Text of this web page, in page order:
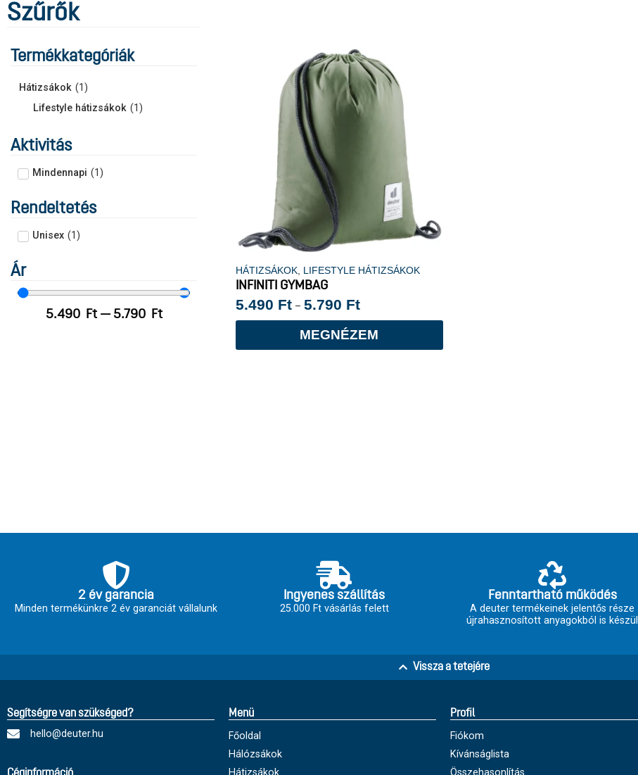
Szűrők
Termékkategóriák
Hátizsákok (1)
Lifestyle hátizsákok (1)
Aktivitás
Mindennapi (1)
Rendeltetés
Unisex (1)
Ár
5.490 Ft— 5.790 Ft
HÁTIZSÁKOK, LIFESTYLE HÁTIZSÁKOK
INFINITI GYMBAG
5.490 Ft – 5.790 Ft
MEGNÉZEM
2 év garancia
Minden termékünkre 2 év garanciát vállalunk
Ingyenes szállítás
25.000 Ft vásárlás felett
Fenntartható működés
A deuter termékeinek jelentős része
újrahasznosított anyagokból is készül
Vissza a tetejére
Segítségre van szükséged?
hello@deuter.hu
Menü
Főoldal
Hálózsákok
Profil
Fiókom
Kívánságlista